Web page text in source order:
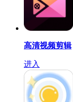
高清视频剪辑
进入